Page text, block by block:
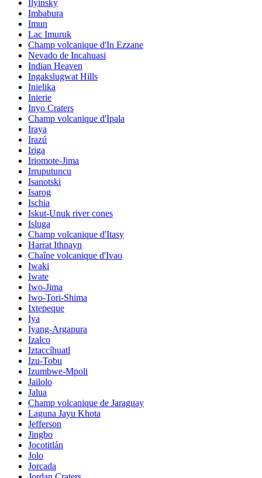
Ilyinsky
Imbabura
Imun
Lac Imuruk
Champ volcanique d'In Ezzane
Nevado de Incahuasi
Indian Heaven
Ingakslugwat Hills
Inielika
Inierie
Inyo Craters
Champ volcanique d'Ipala
Iraya
Irazú
Iriga
Iriomote-Jima
Irruputuncu
Isanotski
Isarog
Ischia
Iskut-Unuk river cones
Isluga
Champ volcanique d'Itasy
Harrat Ithnayn
Chaîne volcanique d'Ivao
Iwaki
Iwate
Iwo-Jima
Iwo-Tori-Shima
Ixtepeque
Iya
Iyang-Argapura
Izalco
Iztaccíhuatl
Izu-Tobu
Izumbwe-Mpoli
Jailolo
Jalua
Champ volcanique de Jaraguay
Laguna Jayu Khota
Jefferson
Jingbo
Jocotitlán
Jolo
Jorcada